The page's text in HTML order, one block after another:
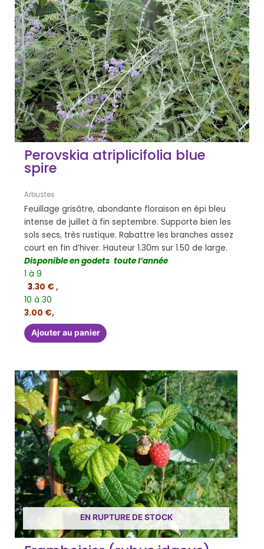
Perovskia atriplicifolia blue
spire
Arbustes
Feuillage grisâtre, abondante floraison en épi bleu
intense de juillet à fin septembre. Supporte bien les
sols secs, très rustique. Rabattre les branches assez
court en fin d’hiver. Hauteur 1.30m sur 1.50 de large.
Disponible en godets toute l’année
1 à 9
3.30 € ,
10 à 30
3.00 €,
Ajouter au panier
EN RUPTURE DE STOCK